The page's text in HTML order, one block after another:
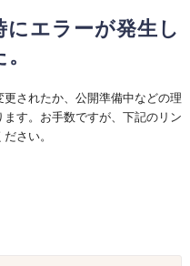
エラーが発生し
されたか、公開準備中などの理
す。お手数ですが、下記のリン
さい。